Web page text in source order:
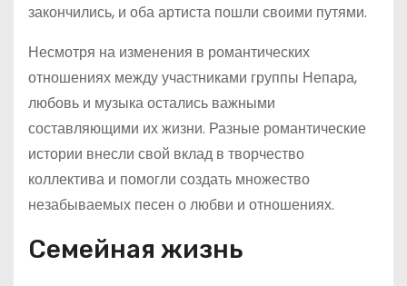
закончились, и оба артиста пошли своими путями.
Несмотря на изменения в романтических
отношениях между участниками группы Непара,
любовь и музыка остались важными
составляющими их жизни. Разные романтические
истории внесли свой вклад в творчество
коллектива и помогли создать множество
незабываемых песен о любви и отношениях.
Семейная жизнь